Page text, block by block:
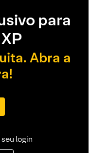
para
Abra a
login